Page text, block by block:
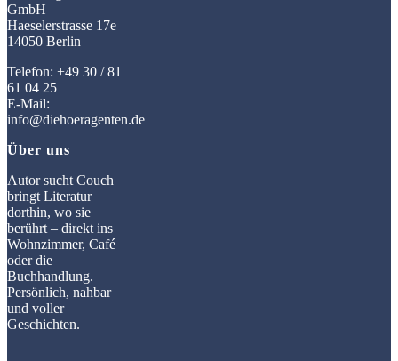
GmbH
Haeselerstrasse 17e
14050 Berlin
Telefon: +49 30 / 81
61 04 25
E-Mail:
info@diehoeragenten.de
Über uns
Autor sucht Couch
bringt Literatur
dorthin, wo sie
berührt – direkt ins
Wohnzimmer, Café
oder die
Buchhandlung.
Persönlich, nahbar
und voller
Geschichten.